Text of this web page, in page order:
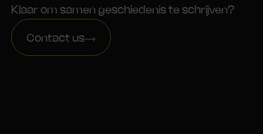
Klaar om samen geschiedenis te schrijven?
Contact us